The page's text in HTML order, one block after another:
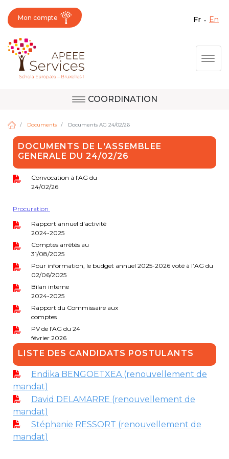
Aller
Fermer X
Question, avis,
demande, suggestion :
contactez le bon
service !
+32 (0)472 07 35 25
periscolaire.berkendael@apeee-bxl1-
services.be
BE91 3631 6790 0976
Activités périscolaires Uccle
+32 (0)2 375 31 35
cesame@apeee-bxl1-services.be
BE30 3100 2003 2711
Cantine
+32 (0)2 374 76 75
Mon compte fr en
COORDINATION
Site de Berkendael
Documents Documents AG 24/02/26
DOCUMENTS DE L'ASSEMBLEE
GENERALE DU 24/02/26
Convocation à l'AG du
24/02/26
Procuration
Rapport annuel d'activité
2024-2025
Comptes arrêtés au
31/08/2025
Pour information, le budget annuel 2025-2026 voté à l’AG du
02/06/2025
Bilan interne
2024-2025
Rapport du Commissaire aux
comptes
PV de l'AG du 24
février 2026
LISTE DES CANDIDATS POSTULANTS
Endika BENGOETXEA (renouvellement de
mandat)
David DELAMARRE (renouvellement de
mandat)
Stéphanie RESSORT (renouvellement de
mandat)